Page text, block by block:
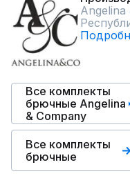
Все комплекты
брючные Angelina
& Сompany
Все комплекты
брючные